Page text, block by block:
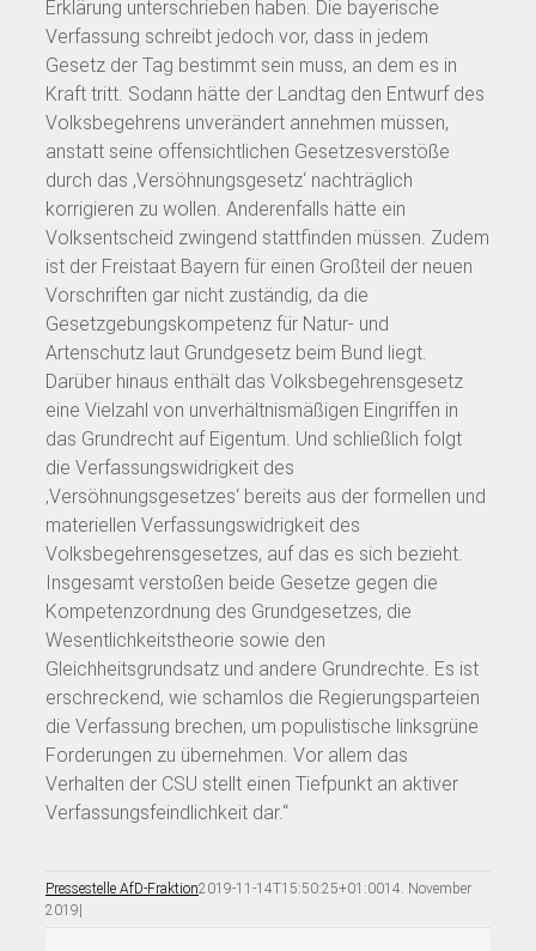
Erklärung unterschrieben haben. Die bayerische
Verfassung schreibt jedoch vor, dass in jedem
Gesetz der Tag bestimmt sein muss, an dem es in
Kraft tritt. Sodann hätte der Landtag den Entwurf des
Volksbegehrens unverändert annehmen müssen,
anstatt seine offensichtlichen Gesetzesverstöße
durch das ‚Versöhnungsgesetz‘ nachträglich
korrigieren zu wollen. Anderenfalls hätte ein
Volksentscheid zwingend stattfinden müssen. Zudem
ist der Freistaat Bayern für einen Großteil der neuen
Vorschriften gar nicht zuständig, da die
Gesetzgebungskompetenz für Natur- und
Artenschutz laut Grundgesetz beim Bund liegt.
Darüber hinaus enthält das Volksbegehrensgesetz
eine Vielzahl von unverhältnismäßigen Eingriffen in
das Grundrecht auf Eigentum. Und schließlich folgt
die Verfassungswidrigkeit des
‚Versöhnungsgesetzes‘ bereits aus der formellen und
materiellen Verfassungswidrigkeit des
Volksbegehrensgesetzes, auf das es sich bezieht.
Insgesamt verstoßen beide Gesetze gegen die
Kompetenzordnung des Grundgesetzes, die
Wesentlichkeitstheorie sowie den
Gleichheitsgrundsatz und andere Grundrechte. Es ist
erschreckend, wie schamlos die Regierungsparteien
die Verfassung brechen, um populistische linksgrüne
Forderungen zu übernehmen. Vor allem das
Verhalten der CSU stellt einen Tiefpunkt an aktiver
Verfassungsfeindlichkeit dar.“
Pressestelle AfD-Fraktion2019-11-14T15:50:25+01:0014. November
2019|